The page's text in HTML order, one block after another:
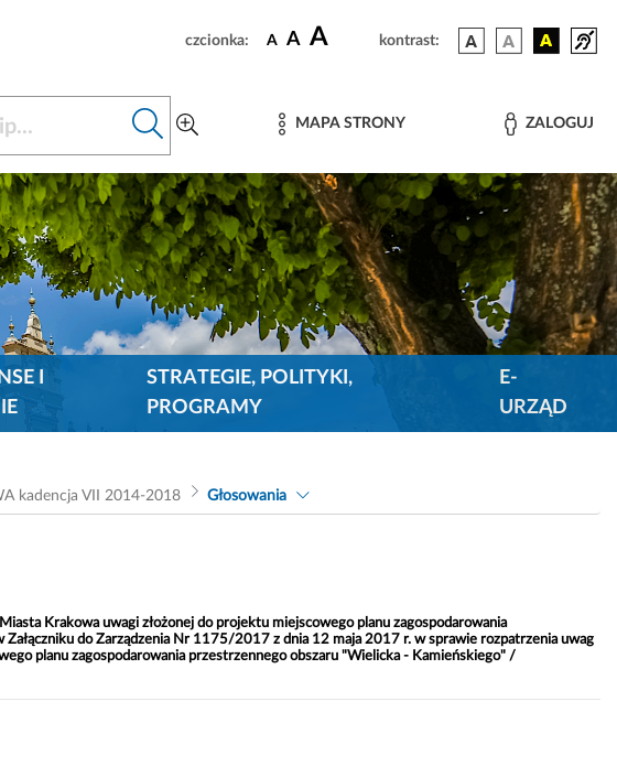
czcionka: A A A kontrast:
MAPA STRONY ZALOGUJ
I
STRATEGIE, POLITYKI,
PROGRAMY
E-
URZĄD
kadencja VII 2014-2018 Głosowania
Krakowa uwagi złożonej do projektu miejscowego planu zagospodarowania
do Zarządzenia Nr 1175/2017 z dnia 12 maja 2017 r. w sprawie rozpatrzenia uwag
planu zagospodarowania przestrzennego obszaru "Wielicka - Kamieńskiego" /